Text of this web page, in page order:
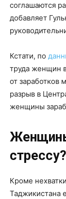
соглашаются
добавляет
Кстати, по
труда женщин
от заработков
разрыв в
женщины
стрессу?
Кроме
Таджикистана